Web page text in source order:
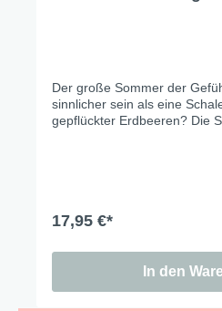
Der große Sommer der
sinnlicher sein als eine
gepflückter Erdbeeren? Die
17,95 €*
In den